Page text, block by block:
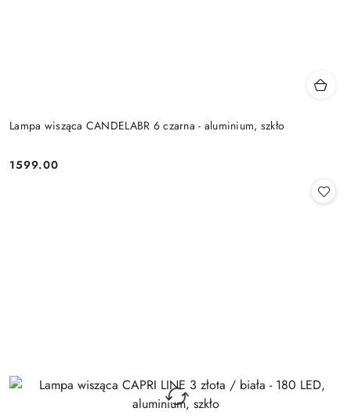
Lampa wisząca CANDELABR 6 czarna - aluminium, szkło
Cena:
1599.00